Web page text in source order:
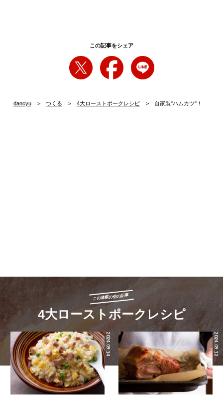
この記事をシェア
dancyu つくる 4大ローストポークレシピ 自家製"ハムカツ"！
この連載の他の記事
4大ローストポークレシピ
2024.09.14 2024.09.12